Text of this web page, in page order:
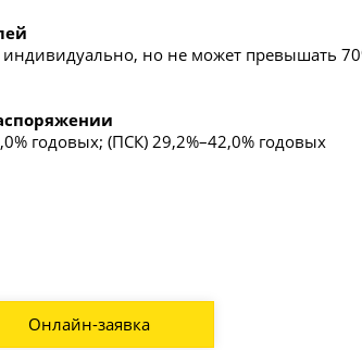
но не может превышать
годовых; (ПСК) 29,2%–42,0% годовых
Онлайн-заявка